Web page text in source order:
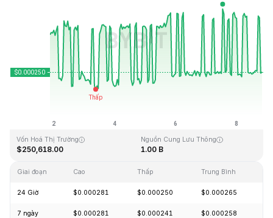
Cập Nhật Lần Cuối: 2026-08-08, 20:25 GMT+0
$0.128999 $0.000004
Vốn Hoá Thị Trường
$250,618.00
Nguồn Cung Lưu Thông
1.00 B
Giai đoạn Cao Thấp Trung Bình
24 Giờ $0.000281 $0.000250 $0.000265
7 ngày $0.000281 $0.000241 $0.000258